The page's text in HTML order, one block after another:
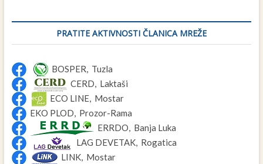
PRATITE AKTIVNOSTI ČLANICA MREŽE
BOSPER, Tuzla
CERD, Laktaši
ECO LINE, Mostar
EKO PLOD, Prozor-Rama
ERRDO, Banja Luka
LAG DEVETAK, Rogatica
LINK, Mostar